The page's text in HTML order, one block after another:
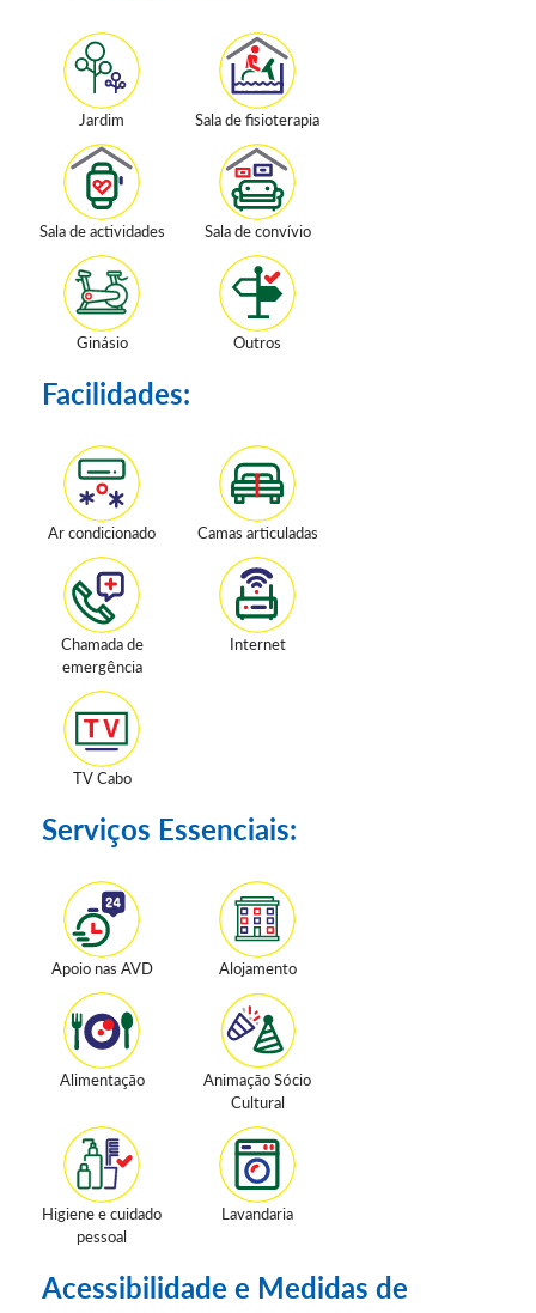
Jardim Sala de fisioterapia
Sala de actividades Sala de convívio
Ginásio Outros
Facilidades:
Ar condicionado Camas articuladas
Chamada de
emergência
Internet
TV Cabo
Serviços Essenciais:
Apoio nas AVD Alojamento
Alimentação
Animação Sócio
Cultural
Higiene e cuidado
pessoal
Lavandaria
Acessibilidade e Medidas de